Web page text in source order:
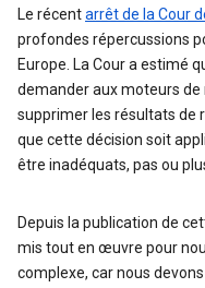
Le récentarrêt de la Cour
profondes répercussions
Europe. La Cour a estimé
demander aux moteurs de
supprimer les résultats de
que cette décision soit
être inadéquats, pas ou
Depuis la publication de
mis tout en œuvre pour
complexe, car nous